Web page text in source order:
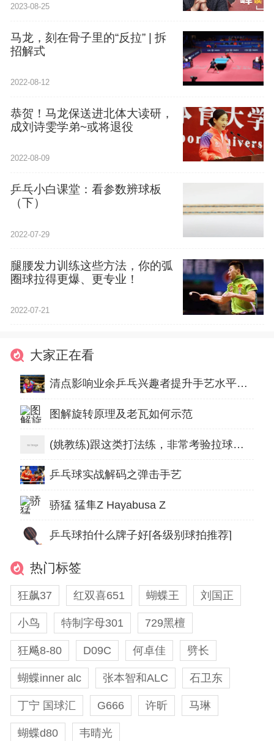
2023-08-25
马龙，刻在骨子里的“反拉” | 拆
招解式
2022-08-12
恭贺！马龙保送进北体大读研，
成刘诗雯学弟~或将退役
2022-08-09
乒乓小白课堂：看参数辨球板
（下）
2022-07-29
腿腰发力训练这些方法，你的弧
圈球拉得更爆、更专业！
2022-07-21
大家正在看
清点影响业余乒乓兴趣者提升手艺水平的几大误区
图解旋转原理及老瓦如何示范
(姚教练)跟这类打法练，非常考验拉球的摩擦手感！
乒乓球实战解码之弹击手艺
骄猛 猛隼Z Hayabusa Z
乒乓球拍什么牌子好[各级别球拍推荐]
热门标签
狂飙37 红双喜651 蝴蝶王 刘国正
小鸟 特制字母301 729黑檀
狂飚8-80 D09C 何卓佳 劈长
蝴蝶inner alc 张本智和ALC 石卫东
丁宁 国球汇 G666 许昕 马琳
蝴蝶d80 韦晴光